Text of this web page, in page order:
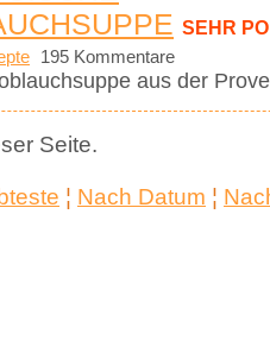
SEHR
195 Kommentare
aus der
Seite.
¦ Nach Datum ¦